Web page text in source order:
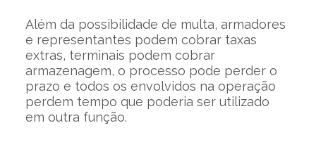
Além da possibilidade de multa, armadores
e representantes podem cobrar taxas
extras, terminais podem cobrar
armazenagem, o processo pode perder o
prazo e todos os envolvidos na operação
perdem tempo que poderia ser utilizado
em outra função.